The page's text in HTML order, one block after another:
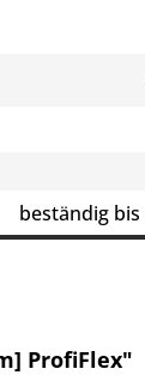
beständig bis
ProfiFlex"